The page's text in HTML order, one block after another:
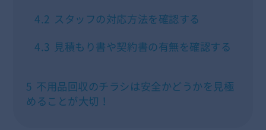
4.2 スタッフの対応方法を確認する
4.3 見積もり書や契約書の有無を確認する
5 不用品回収のチラシは安全かどうかを見極
めることが大切！